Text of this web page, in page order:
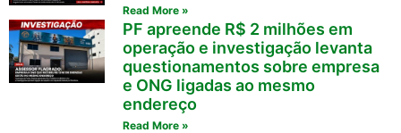
Read More »
PF apreende R$ 2 milhões em
operação e investigação levanta
questionamentos sobre empresa
e ONG ligadas ao mesmo
endereço
Read More »